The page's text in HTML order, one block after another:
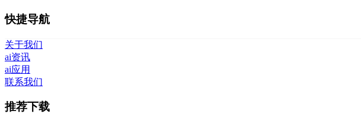
快捷导航
关于我们
ai资讯
ai应用
联系我们
推荐下载